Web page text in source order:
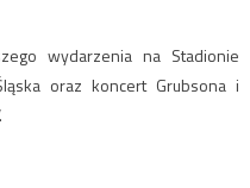
wydarzenia na Stadionie
oraz koncert Grubsona i